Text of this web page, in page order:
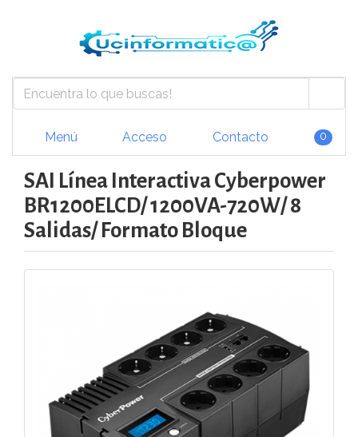
Menú Acceso Contacto 0
SAI Línea Interactiva Cyberpower
BR1200ELCD/ 1200VA-720W/ 8
Salidas/ Formato Bloque